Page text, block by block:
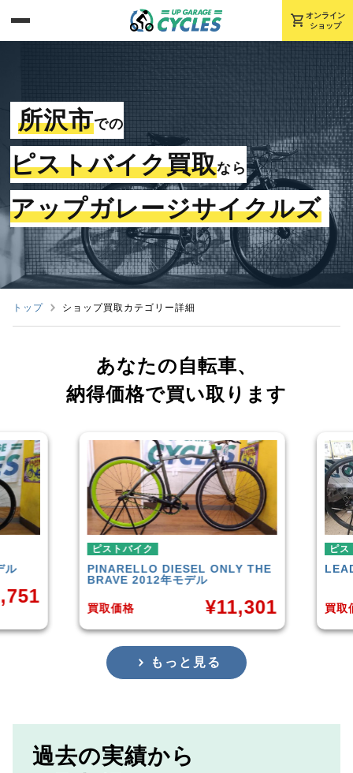
shopping_cart オンライン
ショップ
所沢市での
ピストバイク買取なら
アップガレージサイクルズ
トップ ショップ買取カテゴリー詳細
あなたの自転車、
納得価格で買い取ります
DIESEL ONLY THE
2012年モデル
取価格 ¥11,301
LEADER 721TR
買取価格
もっと見る
過去の実績から